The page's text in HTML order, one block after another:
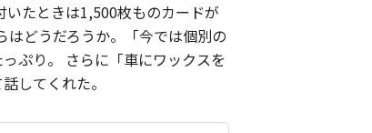
たときは1,500枚ものカードが
どうだろうか。「今では個別の
ぷり。 さらに「車にワックスを
してくれた。